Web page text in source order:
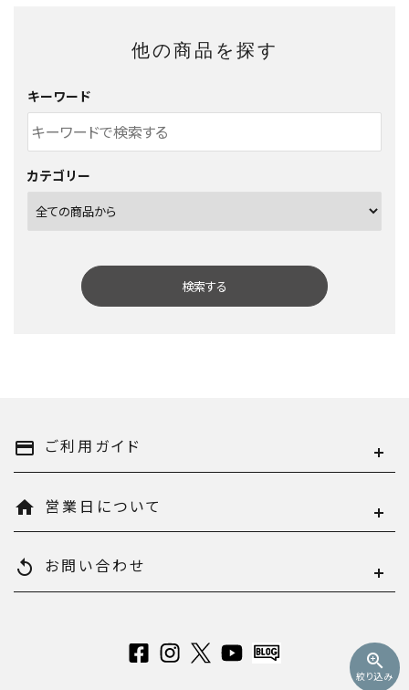
他の商品を探す
キーワード
カテゴリー
検索する
zoom_in
絞り込み
キーワード
payment ご利用ガイド
home 営業日について
replay お問い合わせ